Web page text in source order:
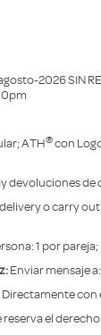
2026 SIN
ATH®con
devoluciones de
o carry
1 por
Enviar mensaje
Directamente con
reserva el